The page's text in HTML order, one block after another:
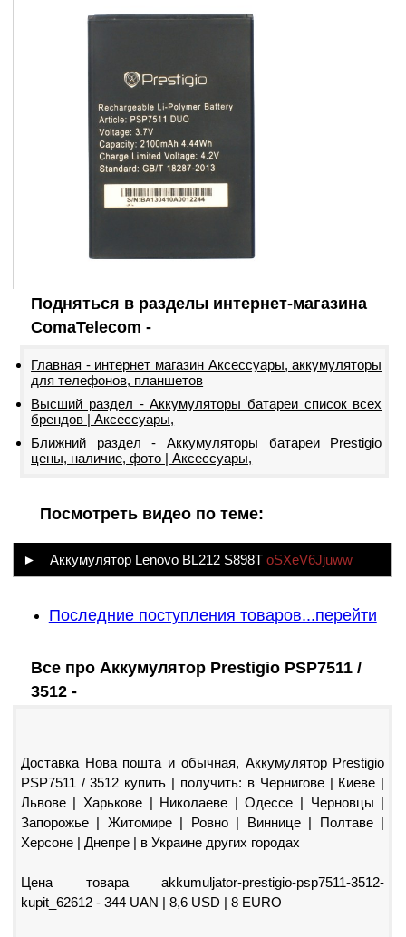
Подняться в разделы интернет-магазина
ComaTelecom -
Главная - интернет магазин Аксессуары, аккумуляторы
для телефонов, планшетов
Высший раздел - Аккумуляторы батареи список всех
брендов | Аксессуары,
Ближний раздел - Аккумуляторы батареи Prestigio
цены, наличие, фото | Аксессуары,
Посмотреть видео по теме:
► Аккумулятор Lenovo BL212 S898T oSXeV6Jjuww
Последние поступления товаров...перейти
Все про Аккумулятор Prestigio PSP7511 /
3512 -
Доставка Нова пошта и обычная, Аккумулятор Prestigio
PSP7511 / 3512 купить | получить: в Чернигове | Киеве |
Львове | Харькове | Николаеве | Одессе | Черновцы |
Запорожье | Житомире | Ровно | Виннице | Полтаве |
Херсоне | Днепре | в Украине других городах
Цена товара akkumuljator-prestigio-psp7511-3512-
kupit_62612 - 344 UAN | 8,6 USD | 8 EURO